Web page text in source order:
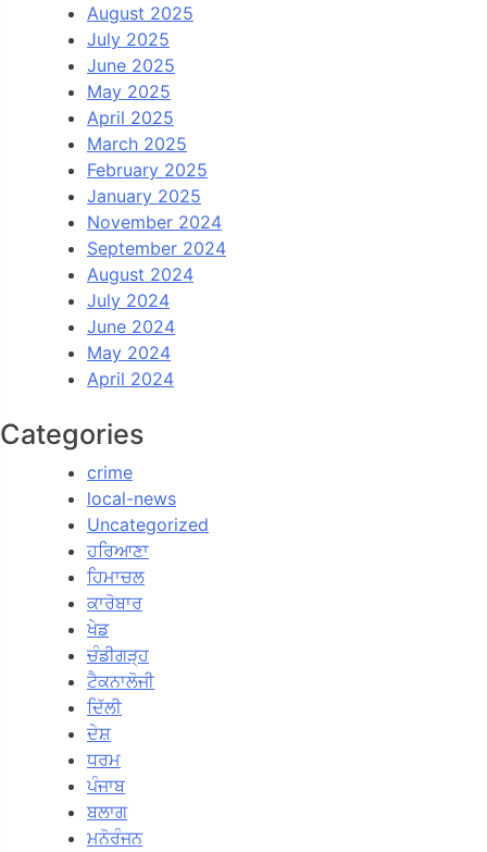
August 2025
July 2025
June 2025
May 2025
April 2025
March 2025
February 2025
January 2025
November 2024
September 2024
August 2024
July 2024
June 2024
May 2024
April 2024
Categories
crime
local-news
Uncategorized
ਹਰਿਆਣਾ
ਹਿਮਾਚਲ
ਕਾਰੋਬਾਰ
ਖੇਡ
ਚੰਡੀਗੜ੍ਹ
ਟੈਕਨਾਲੋਜੀ
ਦਿੱਲੀ
ਦੇਸ਼
ਧਰਮ
ਪੰਜਾਬ
ਬਲਾਗ
ਮਨੋਰੰਜਨ